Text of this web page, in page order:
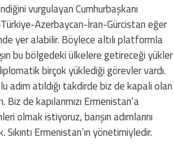
vurgulayan Cumhurbaşkanı
Azerbaycan-İran-Gürcistan eğer
yer alabilir. Böylece altılı platformla
bu bölgedeki ülkelere getireceği yükler
birçok yüklediği görevler vardı.
atıldığı takdirde biz de kapalı olan
Biz de kapılarımızı Ermenistan’a
olmak istiyoruz, barışın adımlarını
Ermenistan’ın yönetimiyledir.